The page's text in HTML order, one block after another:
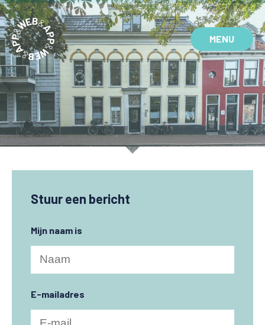
MENU
Stuur een bericht
Mijn naam is
E-mailadres